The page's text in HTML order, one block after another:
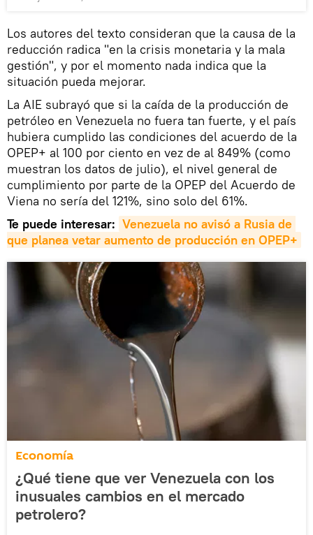
Los autores del texto consideran que la causa de la
reducción radica "en la crisis monetaria y la mala
gestión", y por el momento nada indica que la
situación pueda mejorar.
La AIE subrayó que si la caída de la producción de
petróleo en Venezuela no fuera tan fuerte, y el país
hubiera cumplido las condiciones del acuerdo de la
OPEP+ al 100 por ciento en vez de al 849% (como
muestran los datos de julio), el nivel general de
cumplimiento por parte de la OPEP del Acuerdo de
Viena no sería del 121%, sino solo del 61%.
Te puede interesar: Venezuela no avisó a Rusia de
que planea vetar aumento de producción en OPEP+
Economía
¿Qué tiene que ver Venezuela con los
inusuales cambios en el mercado
petrolero?